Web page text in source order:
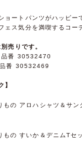
ョートパンツがハッピー
ェス気分を満喫するコー
売りです。
品番 30532470
番 30532469
】
の アロハシャツ＆サン
の すいか＆デニムTセ